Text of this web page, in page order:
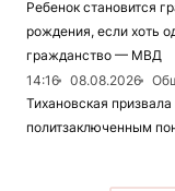
Ребенок становится
рождения, если хоть
гражданство — МВД
14:16
08.08.2026
Тихановская
политзаключенным